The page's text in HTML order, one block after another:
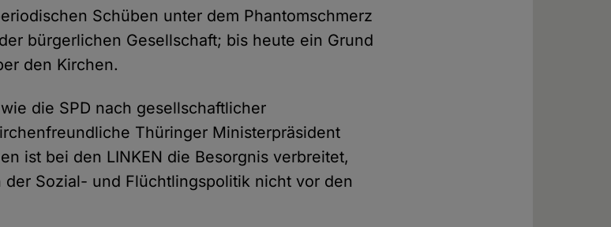
Schüben unter dem Phantomschmerz
bürgerlichen Gesellschaft; bis heute ein Grund
den Kirchen.
die SPD nach gesellschaftlicher
Thüringer Ministerpräsident
ist bei den LINKEN die Besorgnis verbreitet,
der Sozial- und Flüchtlingspolitik nicht vor den